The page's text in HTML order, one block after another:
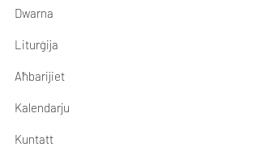
Dwarna
Liturġija
Aħbarijiet
Kalendarju
Kuntatt